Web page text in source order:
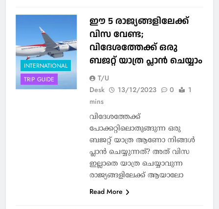
INTERNATIONAL
TRIP GUIDE
ഈ 5 രാജ്യങ്ങളിലേക്ക്
വിസ വേണ്ട;
വിദേശത്തേക്ക് ഒരു
ബജറ്റ് യാത്ര പ്ലാൻ ചെയ്യാം
T/U
Desk
13/12/2023 0
1
mins
വിദേശത്തേക്ക്
പോക്കറ്റിലൊതുങ്ങുന്ന ഒരു
ബജറ്റ് യാത്ര ആണോ നിങ്ങള്‍
പ്ലാന്‍ ചെയ്യുന്നത്? അത് വിസ
ഇല്ലാതെ യാത്ര ചെയ്യാവുന്ന
രാജ്യങ്ങളിലേക്ക് ആയാലോ
Read More